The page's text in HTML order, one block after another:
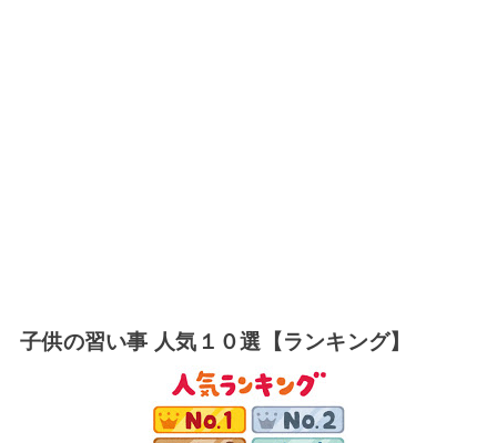
子供の習い事 人気１０選【ランキング】